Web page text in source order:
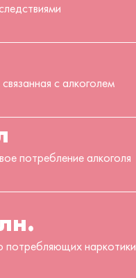
с алкоголем
потребление алкоголя
наркотики